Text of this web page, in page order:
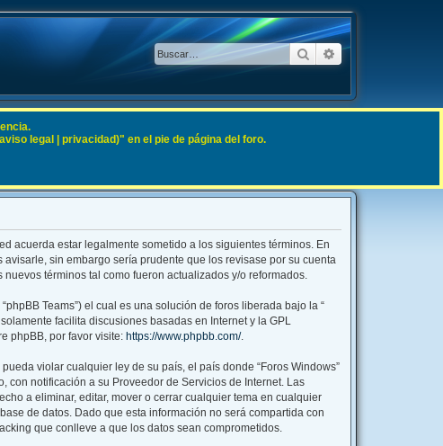
BuscarBúsqueda
acuerda estar legalmente sometido a los siguientes términos. En
sin embargo sería prudente que los revisase por su cuenta
términos tal como fueron actualizados y/o reformados.
Teams”) el cual es una solución de foros liberada bajo la “
facilita discusiones basadas en Internet y la GPL
phpBB, por favor visite: https://www.phpbb.com/.
violar cualquier ley de su país, el país donde “Foros Windows”
con notificación a su Proveedor de Servicios de Internet. Las
a eliminar, editar, mover o cerrar cualquier tema en cualquier
de datos. Dado que esta información no será compartida con
que conlleve a que los datos sean comprometidos.
legal | privacidad)" en el pie de página del foro.